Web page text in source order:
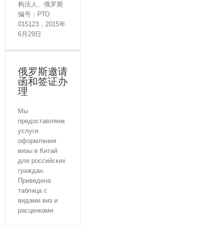
构法人、俄罗斯
编号：РТО
015123，2015年
6月29日
俄罗斯邀请
函和签证办
理
Мы
предоставляем
услуги
оформления
визы в Китай
для российских
граждан.
Приведена
таблица с
видами виз и
расценками